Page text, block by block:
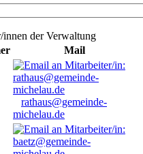
der Verwaltung
Mail
rathaus@gemeinde-
michelau.de